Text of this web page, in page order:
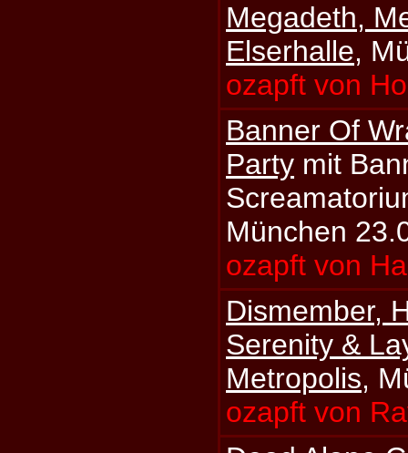
Megadeth,
Elserhalle,
ozapft von
Banner Of
Party mit
München
ozapft von
Dismember,
Serenity &
Metropolis,
ozapft von